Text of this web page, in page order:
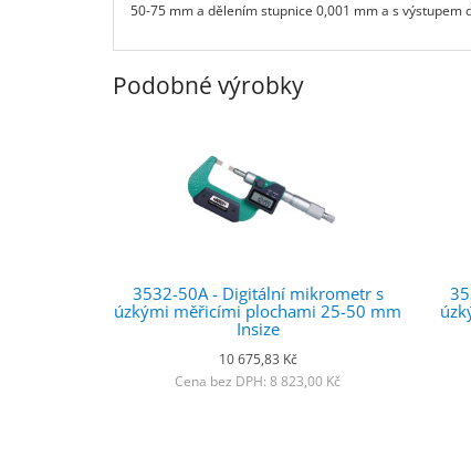
50-75 mm a dělením stupnice 0,001 mm a s výstupem
Podobné výrobky
3532-50A - Digitální mikrometr s
úzkými měřicími plochami 25-50 mm
Insize
10 675,83 Kč
Cena bez DPH: 8 823,00 Kč